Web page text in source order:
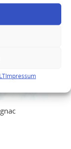
Impressum